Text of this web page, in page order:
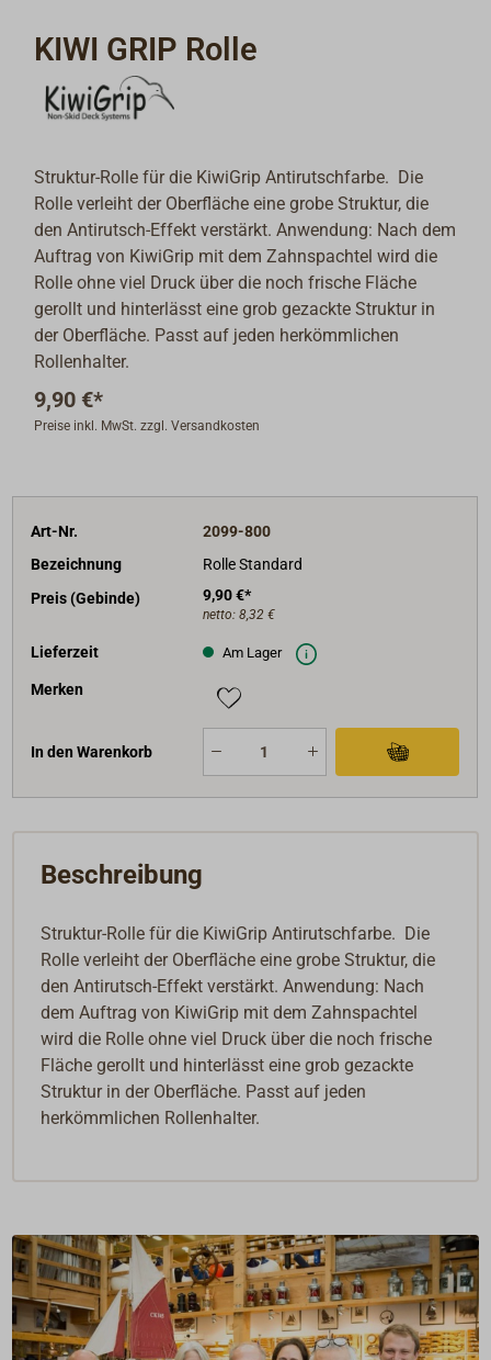
KIWI GRIP Rolle
Struktur-Rolle für die KiwiGrip Antirutschfarbe. Die
Rolle verleiht der Oberfläche eine grobe Struktur, die
den Antirutsch-Effekt verstärkt. Anwendung: Nach dem
Auftrag von KiwiGrip mit dem Zahnspachtel wird die
Rolle ohne viel Druck über die noch frische Fläche
gerollt und hinterlässt eine grob gezackte Struktur in
der Oberfläche. Passt auf jeden herkömmlichen
Rollenhalter.
9,90 €*
Preise inkl. MwSt. zzgl. Versandkosten
Art-Nr.
2099-800
Bezeichnung
Rolle Standard
Preis (Gebinde)
9,90 €*
netto: 8,32 €
Lieferzeit Am Lager
Merken
In den Warenkorb
Beschreibung
Struktur-Rolle für die KiwiGrip Antirutschfarbe. Die
Rolle verleiht der Oberfläche eine grobe Struktur, die
den Antirutsch-Effekt verstärkt. Anwendung: Nach
dem Auftrag von KiwiGrip mit dem Zahnspachtel
wird die Rolle ohne viel Druck über die noch frische
Fläche gerollt und hinterlässt eine grob gezackte
Struktur in der Oberfläche. Passt auf jeden
herkömmlichen Rollenhalter.